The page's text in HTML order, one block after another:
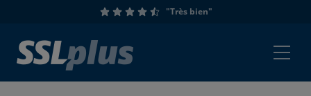
"Très bien"